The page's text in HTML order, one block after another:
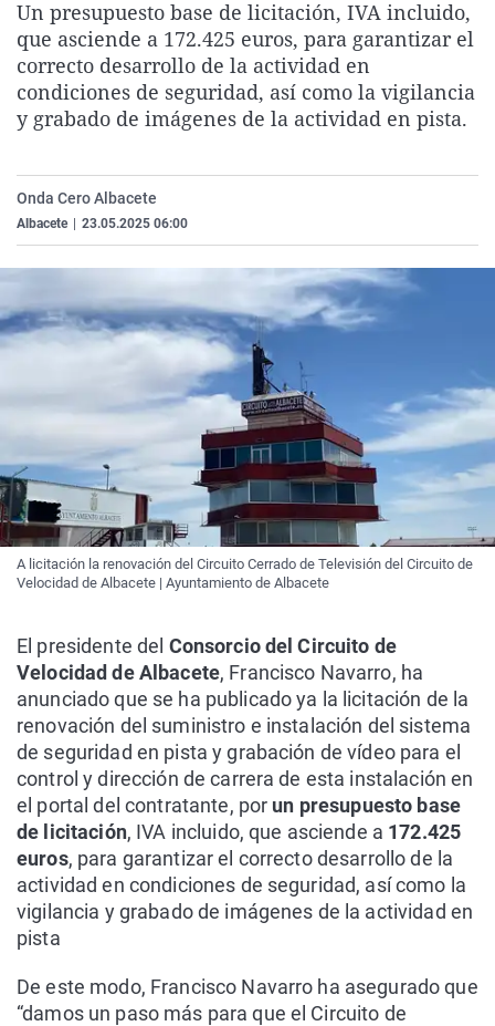
La rosa de los vientos
Gente viajera
Como el perro y el
Caso
Retornados
Equipo de
Operación Viuda
Extremadura
Galicia
La Rioja
País Vasco
Virales
Televisión
Elecciones
Un presupuesto base de licitación, IVA incluido,
que asciende a 172.425 euros, para garantizar el
correcto desarrollo de la actividad en
condiciones de seguridad, así como la vigilancia
y grabado de imágenes de la actividad en pista.
Onda Cero Albacete
Albacete 23.05.2025 06:00
A licitación la renovación del Circuito Cerrado de Televisión del Circuito de
Velocidad de Albacete | Ayuntamiento de Albacete
El presidente del Consorcio del Circuito de
Velocidad de Albacete, Francisco Navarro, ha
anunciado que se ha publicado ya la licitación de la
renovación del suministro e instalación del sistema
de seguridad en pista y grabación de vídeo para el
control y dirección de carrera de esta instalación en
el portal del contratante, por un presupuesto base
de licitación, IVA incluido, que asciende a 172.425
euros, para garantizar el correcto desarrollo de la
actividad en condiciones de seguridad, así como la
vigilancia y grabado de imágenes de la actividad en
pista
De este modo, Francisco Navarro ha asegurado que
“damos un paso más para que el Circuito de